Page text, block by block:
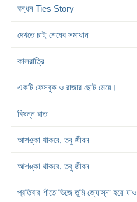
বন্ধন Ties Story
দেখতে চাই শেষের সমাধান
কালরাত্রি
একটি ফেসবুক ও রাজার ছোট মেয়ে।
বিষন্ন রাত
আশঙ্কা থাকবে, তবু জীবন
আশঙ্কা থাকবে, তবু জীবন
প্রতিবার শীতে ভিজে তুমি জ্যোস্না হয়ে যাও